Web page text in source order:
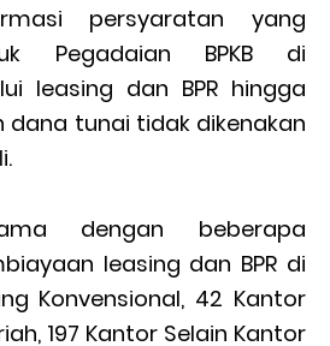
persyaratan yang
Pegadaian BPKB di
leasing dan BPR hingga
dana tunai tidak dikenakan
dengan beberapa
leasing dan BPR di
Konvensional, 42 Kantor
197 Kantor Selain Kantor